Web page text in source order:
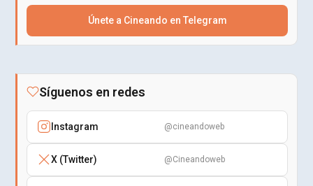
Únete a Cineando en Telegram
Síguenos en redes
Instagram @cineandoweb
X (Twitter) @Cineandoweb